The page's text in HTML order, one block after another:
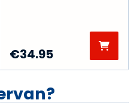
€34.95